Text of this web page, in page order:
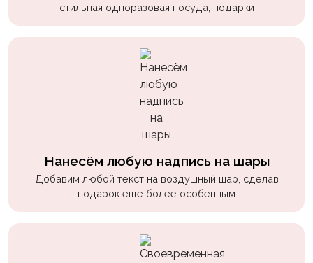
стильная одноразовая посуда, подарки
Нанесём любую надпись на шары
Добавим любой текст на воздушный шар, сделав
подарок еще более особенным